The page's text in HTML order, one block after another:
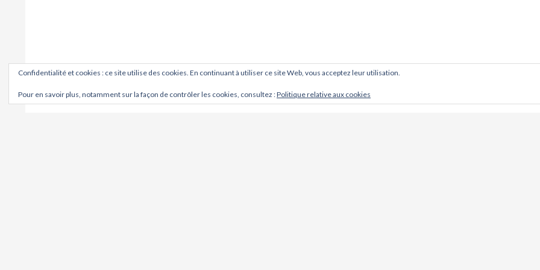
Confidentialité et cookies : ce site utilise des cookies. En continuant à utiliser ce site Web, vous acceptez leur utilisation.
Pour en savoir plus, notamment sur la façon de contrôler les cookies, consultez :Politique relative aux cookies